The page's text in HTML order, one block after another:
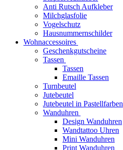
Anti Rutsch Aufkleber
Milchglasfolie
Vogelschutz
Hausnummernschilder
Wohnaccessoires
Geschenkgutscheine
Tassen
Tassen
Emaille Tassen
Turnbeutel
Jutebeutel
Jutebeutel in Pastellfarben
Wanduhren
Design Wanduhren
Wandtattoo Uhren
Mini Wanduhren
Print Wanduhren